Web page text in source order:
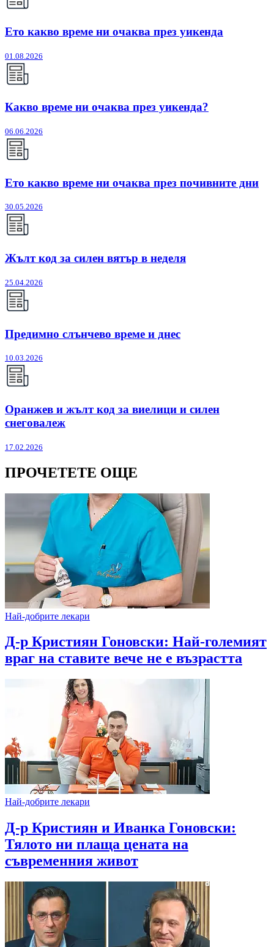
Ето какво време ни очаква през уикенда
01.08.2026
Какво време ни очаква през уикенда?
06.06.2026
Ето какво време ни очаква през почивните дни
30.05.2026
Жълт код за силен вятър в неделя
25.04.2026
Предимно слънчево време и днес
10.03.2026
Оранжев и жълт код за виелици и силен
снеговалеж
17.02.2026
ПРОЧЕТЕТЕ ОЩЕ
Най-добрите лекари
Д-р Кристиян Гоновски: Най-големият
враг на ставите вече не е възрастта
Най-добрите лекари
Д-р Кристиян и Иванка Гоновски:
Тялото ни плаща цената на
съвременния живот